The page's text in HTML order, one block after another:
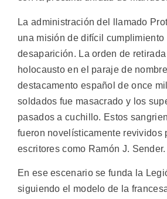
La administración del llamado
una misión de difícil cumplimiento
desaparición. La orden de
holocausto en el paraje de
destacamento español de once
soldados fue masacrado y los
pasados a cuchillo. Estos
fueron novelísticamente revividos
escritores como Ramón J. Sender.
En ese escenario se funda la
siguiendo el modelo de la